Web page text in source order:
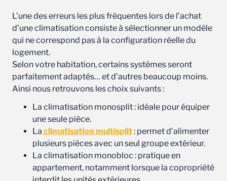
L’une des erreurs les plus fréquentes lors de l’achat
d’une climatisation consiste à sélectionner un modèle
qui ne correspond pas à la configuration réelle du
logement.
Selon votre habitation, certains systèmes seront
parfaitement adaptés… et d’autres beaucoup moins.
Ainsi nous retrouvons les choix suivants :
La climatisation monosplit : idéale pour équiper
une seule pièce.
La climatisation multisplit: permet d’alimenter
plusieurs pièces avec un seul groupe extérieur.
La climatisation monobloc : pratique en
appartement, notamment lorsque la copropriété